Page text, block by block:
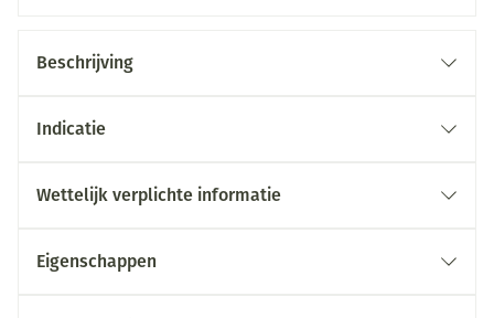
Beschrijving
Indicatie
Wettelijk verplichte informatie
Eigenschappen